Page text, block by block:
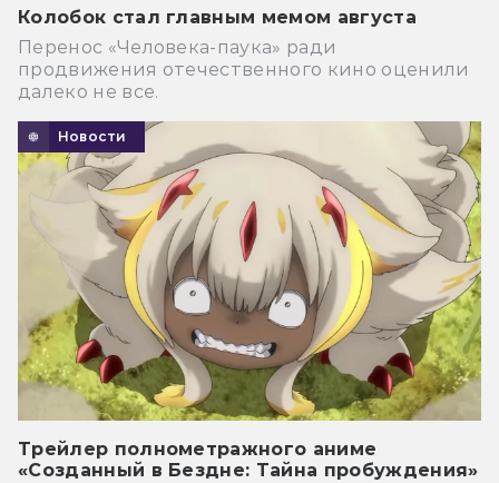
Колобок стал главным мемом августа
Перенос «Человека-паука» ради
продвижения отечественного кино оценили
далеко не все.
Новости
Трейлер полнометражного аниме
«Созданный в Бездне: Тайна пробуждения»